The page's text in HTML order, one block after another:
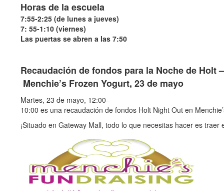
Horas de la escuela
7:55-2:25 (de lunes a jueves)
7: 55-1:10 (viernes)
Las puertas se abren a las 7:50
Recaudación de fondos para la Noche de Holt –
Menchie’s Frozen Yogurt, 23 de mayo
Martes, 23 de mayo, 12:00–
10:00 es una recaudación de fondos Holt Night Out en
¡Situado en Gateway Mall, todo lo que necesitas hacer es